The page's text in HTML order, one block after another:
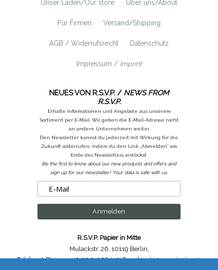
Unser Laden/Our store Über uns/About
Für Firmen Versand/Shipping
AGB / Widerrufsrecht Datenschutz
Impressum / Imprint
NEUES VON R.S.V.P. / NEWS FROM
R.S.V.P.
Erhalte Informationen und Angebote aus unserem
Sortiment per E-Mail. Wir geben die E-Mail-Adresse nicht
an andere Unternehmen weiter.
Den Newsletter kannst du jederzeit mit Wirkung für die
Zukunft widerrufen, indem du den Link „Abmelden“ am
Ende des Newsletters anklickst.
Be the first to know about our new products and offers and
sign up for our newsletter! Your data is safe with us.
R.S.V.P. Papier in Mitte
Mulackstr. 26 10119 Berlin
Telefon /Phone: ++49.30.31956410,Email :info@rsvp-berlin.de